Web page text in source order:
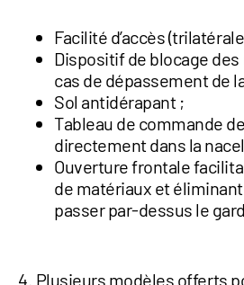
Facilité d’accès
Dispositif de blocage
cas de dépassement de
Sol antidérapant ;
Tableau de commande
directement dans la
Ouverture frontale
de matériaux et
passer par-dessus le
4. Plusieurs modèles offerts